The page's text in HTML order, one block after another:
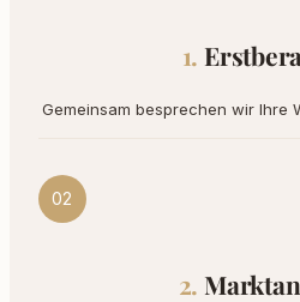
Gemeinsam besprechen wir Ihre
02